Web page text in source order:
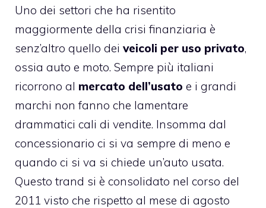
Uno dei settori che ha risentito
maggiormente della crisi finanziaria è
senz’altro quello dei veicoli per uso privato,
ossia auto e moto. Sempre più italiani
ricorrono al mercato dell’usato e i grandi
marchi non fanno che lamentare
drammatici cali di vendite. Insomma dal
concessionario ci si va sempre di meno e
quando ci si va si chiede un’auto usata.
Questo trand si è consolidato nel corso del
2011 visto che rispetto al mese di agosto